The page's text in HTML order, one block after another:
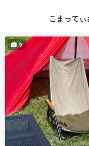
こまってぃ
9